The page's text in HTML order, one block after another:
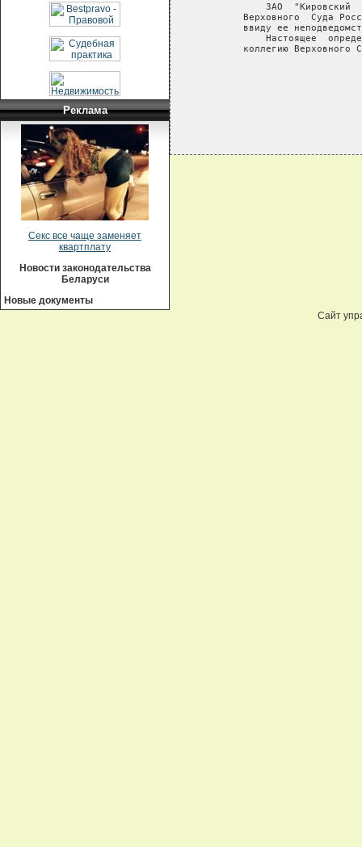
Реклама
Секс все чаще заменяет
квартплату
Новости законодательства
Беларуси
Новые документы
ЗАО  "Кировский
Верховного  Суда
ввиду ее
Настоящее
коллегию Верховного
Сайт